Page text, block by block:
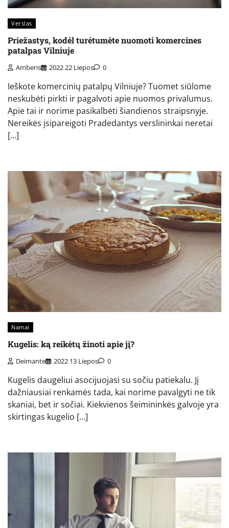
Verslas
Priežastys, kodėl turėtumėte nuomoti komercines
patalpas Vilniuje
Amberis 2022 22 Liepos 0
Ieškote komercinių patalpų Vilniuje? Tuomet siūlome
neskubėti pirkti ir pagalvoti apie nuomos privalumus.
Apie tai ir norime pasikalbėti šiandienos straipsnyje.
Nereikės įsipareigoti Pradedantys verslininkai neretai
[…]
Namai
Kugelis: ką reikėtų žinoti apie jį?
Deimante 2022 13 Liepos 0
Kugelis daugeliui asocijuojasi su sočiu patiekalu. Jį
dažniausiai renkamės tada, kai norime pavalgyti ne tik
skaniai, bet ir sočiai. Kiekvienos šeimininkės galvoje yra
skirtingas kugelio […]